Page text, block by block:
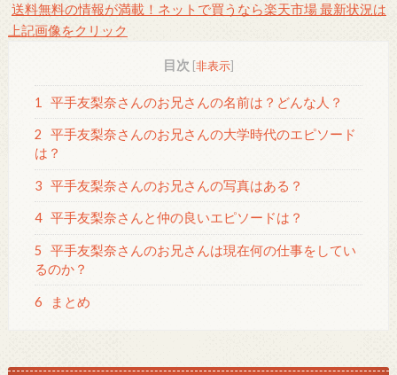
送料無料の情報が満載！ネットで買うなら楽天市場 最新状況は
上記画像をクリック
目次 [非表示]
1 平手友梨奈さんのお兄さんの名前は？どんな人？
2
平手友梨奈さんのお兄さんの大学時代のエピソード
は？
3 平手友梨奈さんのお兄さんの写真はある？
4 平手友梨奈さんと仲の良いエピソードは？
5
平手友梨奈さんのお兄さんは現在何の仕事をしてい
るのか？
6 まとめ